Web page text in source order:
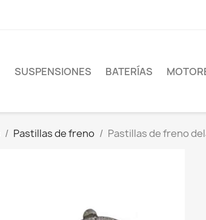
SUSPENSIONES BATERÍAS
Pastillas de freno Pastillas de freno